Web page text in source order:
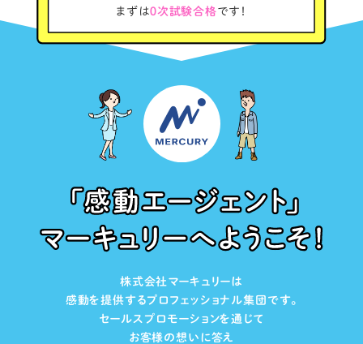
まずは０次試験合格です！
株式会社マーキュリーは
感動を提供するプロフェッショナル集団です。
セールスプロモーションを通じて
お客様の想いに答え